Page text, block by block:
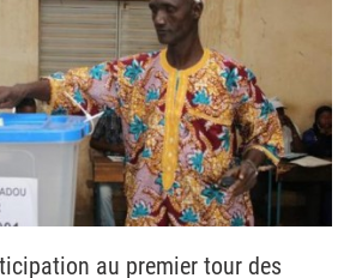
au premier tour des